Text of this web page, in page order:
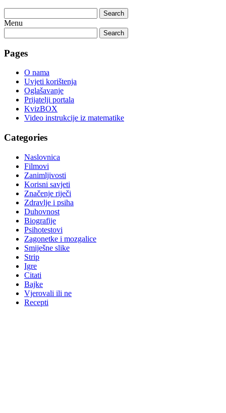
Search
Menu
Search
Pages
O nama
Uvjeti korištenja
Oglašavanje
Prijatelji portala
KvizBOX
Video instrukcije iz matematike
Categories
Naslovnica
Filmovi
Zanimljivosti
Korisni savjeti
Značenje riječi
Zdravlje i psiha
Duhovnost
Biografije
Psihotestovi
Zagonetke i mozgalice
Smiješne slike
Strip
Igre
Citati
Bajke
Vjerovali ili ne
Recepti